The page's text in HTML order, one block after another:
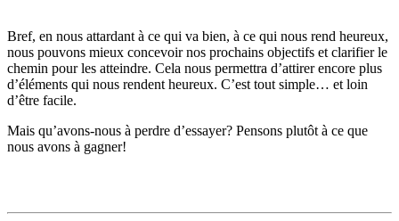
Bref, en nous attardant à ce qui va bien, à ce qui nous rend heureux,
nous pouvons mieux concevoir nos prochains objectifs et clarifier le
chemin pour les atteindre. Cela nous permettra d’attirer encore plus
d’éléments qui nous rendent heureux. C’est tout simple… et loin
d’être facile.
Mais qu’avons-nous à perdre d’essayer? Pensons plutôt à ce que
nous avons à gagner!